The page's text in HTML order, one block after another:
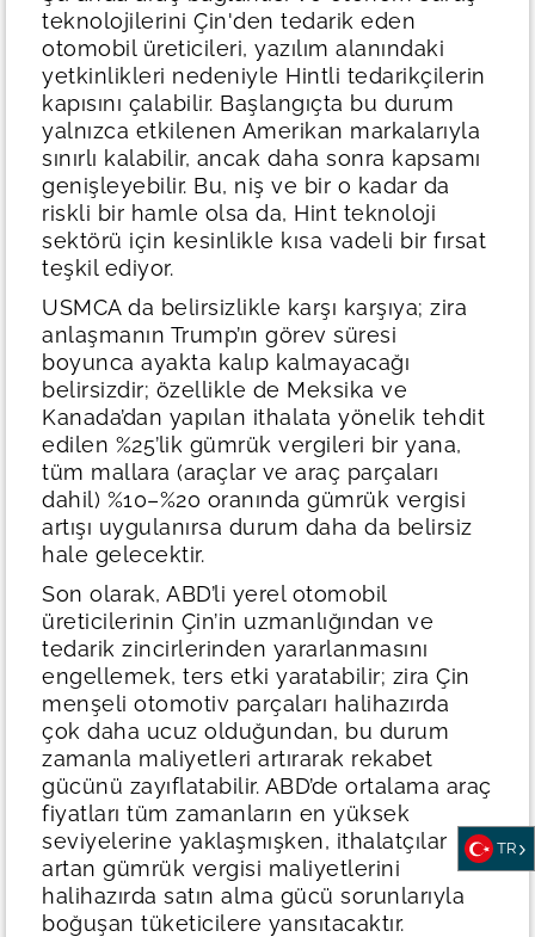
teknolojilerini Çin'den tedarik eden
otomobil üreticileri, yazılım alanındaki
yetkinlikleri nedeniyle Hintli tedarikçilerin
kapısını çalabilir. Başlangıçta bu durum
yalnızca etkilenen Amerikan markalarıyla
sınırlı kalabilir, ancak daha sonra kapsamı
genişleyebilir. Bu, niş ve bir o kadar da
riskli bir hamle olsa da, Hint teknoloji
sektörü için kesinlikle kısa vadeli bir fırsat
teşkil ediyor.
USMCA da belirsizlikle karşı karşıya; zira
anlaşmanın Trump’ın görev süresi
boyunca ayakta kalıp kalmayacağı
belirsizdir; özellikle de Meksika ve
Kanada’dan yapılan ithalata yönelik tehdit
edilen %25’lik gümrük vergileri bir yana,
tüm mallara (araçlar ve araç parçaları
dahil) %10–%20 oranında gümrük vergisi
artışı uygulanırsa durum daha da belirsiz
hale gelecektir.
Son olarak, ABD’li yerel otomobil
üreticilerinin Çin’in uzmanlığından ve
tedarik zincirlerinden yararlanmasını
engellemek, ters etki yaratabilir; zira Çin
menşeli otomotiv parçaları halihazırda
çok daha ucuz olduğundan, bu durum
zamanla maliyetleri artırarak rekabet
gücünü zayıflatabilir. ABD’de ortalama araç
fiyatları tüm zamanların en yüksek
seviyelerine yaklaşmışken, ithalatçılar
artan gümrük vergisi maliyetlerini
halihazırda satın alma gücü sorunlarıyla
boğuşan tüketicilere yansıtacaktır.
TR